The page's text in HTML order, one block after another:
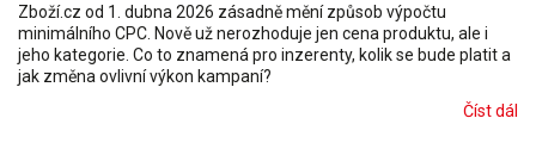
Zboží.cz od 1. dubna 2026 zásadně mění způsob výpočtu
minimálního CPC. Nově už nerozhoduje jen cena produktu, ale i
jeho kategorie. Co to znamená pro inzerenty, kolik se bude platit a
jak změna ovlivní výkon kampaní?
Číst dál